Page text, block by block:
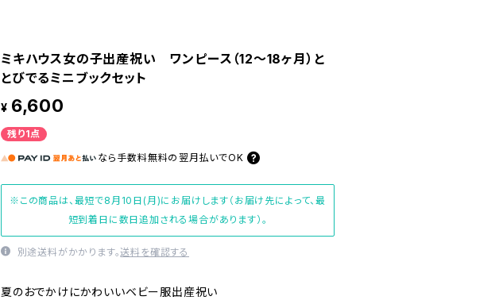
ミキハウス女の子出産祝い ワンピース（12～18ヶ月）と
とびでるミニブックセット
¥ 6,600
残り1点
なら 手数料無料の 翌月払いでOK
※この商品は、最短で8月10日(月)にお届けします（お届け先によって、最
短到着日に数日追加される場合があります）。
別途送料がかかります。送料を確認する
夏のおでかけにかわいいベビー服出産祝い